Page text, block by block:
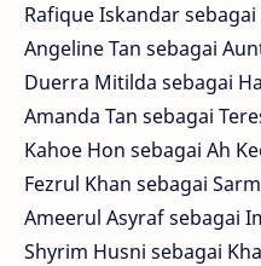
Rafique Iskandar sebagai
Angeline Tan sebagai
Duerra Mitilda sebagai
Amanda Tan sebagai
Kahoe Hon sebagai Ah
Fezrul Khan sebagai
Ameerul Asyraf sebagai
Shyrim Husni sebagai